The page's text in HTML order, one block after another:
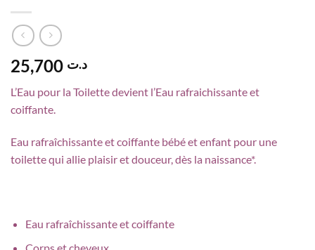
د.ت
L’Eau pour la Toilette devient l’Eau rafraichissante et
coiffante.
Eau rafraîchissante et coiffante bébé et enfant pour une
toilette qui allie plaisir et douceur, dès la naissance*.
Eau rafraîchissante et coiffante